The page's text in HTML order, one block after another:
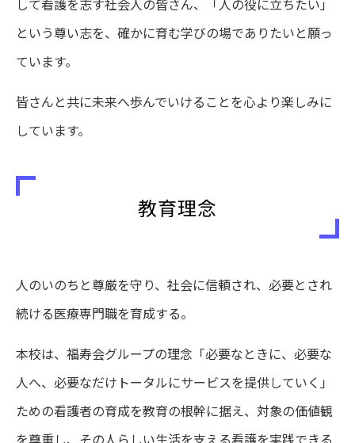
して看護を志す社会人の皆さん、「人の役に立ちたい」
という尊い志を、確かに育む学びの場でありたいと願っ
ています。
皆さんと共に未来へ歩んでいけることを心より楽しみに
しています。
教育理念
人のいのちと尊厳を守り、社会に信頼され、必要とされ
続ける医療専門職を育成する。
本校は、福寿会グループの理念「必要なときに、必要な
人へ、必要なだけトータルにサービスを提供していく」
ための看護者の育成を教育の根幹に据え、対象の価値観
を尊重し、その人らしい生活を支える看護を実践できる